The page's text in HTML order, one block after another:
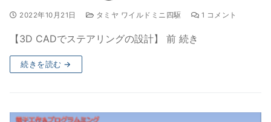
2022年10月21日 タミヤ ワイルドミニ四駆 1 コメント
【3D CADでステアリングの設計】 前 続き
続きを読む →